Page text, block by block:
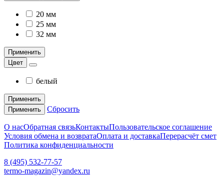
20 мм
25 мм
32 мм
Применить
Цвет
белый
Применить
Применить
Сбросить
О насОбратная связьКонтактыПользовательское соглашение
Условия обмена и возвратаОплата и доставкаПерерасчёт смет
Политика конфиденциальности
8 (495) 532-77-57
termo-magazin@yandex.ru